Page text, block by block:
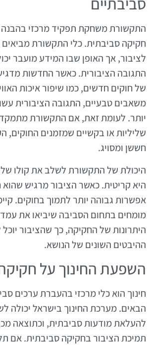
התקשורת משחקת תפקיד מרכזי בהבנה
חקיקה סביבתית. כלי התקשורת
לציבור, אך האופן שבו המידע מועבר
התגובה הציבורית. כאשר החדשות
של חוקים חדשים, כמו שיפור איכות
משאבים טבעיים, התגובה הציבורית
יותר. לעומת זאת, אם התקשורת
שליליות או בקשיים שמזמנים החוקים,
חששן ומסויג.
היכולת של התקשורת לשלב את קולו
היא קריטית. כאשר הציבור מרגיש
אפשרות גבוהה יותר לתמוך בחוקים.
מומחים בתחום הסביבה שיביאו את
היתרונות של החקיקה, כך שהציבור
ההיבטים השונים של הנושא.
השפעת החינוך על
חינוך הוא כלי מרכזי בהעברת ערכים
הבאים. מערכת החינוך בישראל יכולה
להעלאת מודעות סביבתית, וכתוצאה
תמיכת הציבור בחקיקה סביבתית. אם